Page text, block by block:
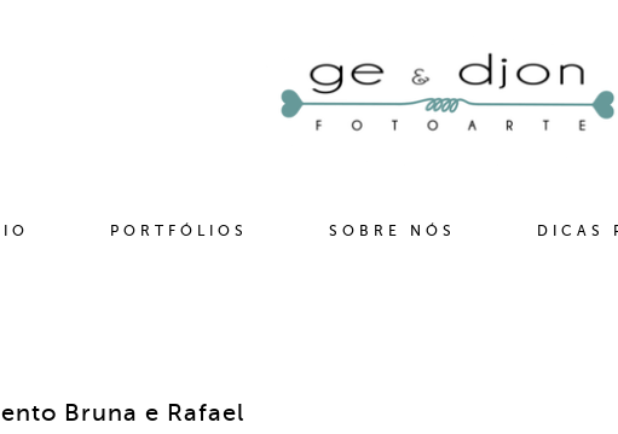
PORTFÓLIOS SOBRE NÓS DICAS
Bruna e Rafael